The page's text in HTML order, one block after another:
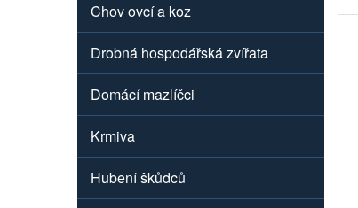
Chov ovcí a koz
Drobná hospodářská zvířata
Domácí mazlíčci
Krmiva
Hubení škůdců